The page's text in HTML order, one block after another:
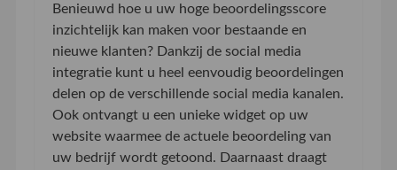
Benieuwd hoe u uw hoge beoordelingsscore
inzichtelijk kan maken voor bestaande en
nieuwe klanten? Dankzij de social media
integratie kunt u heel eenvoudig beoordelingen
delen op de verschillende social media kanalen.
Ook ontvangt u een unieke widget op uw
website waarmee de actuele beoordeling van
uw bedrijf wordt getoond. Daarnaast draagt